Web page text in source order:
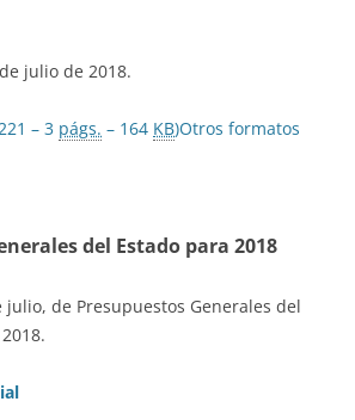
julio de 2018.
– 3 págs. – 164 KB)Otros formatos
del Estado para 2018
julio, de Presupuestos Generales del